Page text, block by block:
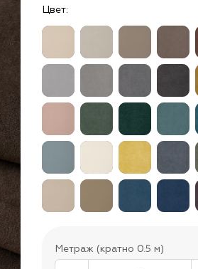
Цвет:
Метраж (кратно 0.5 м)